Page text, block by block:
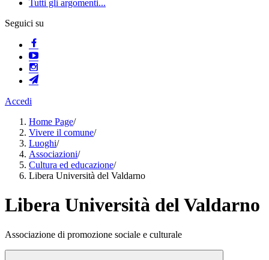
Tutti gli argomenti...
Seguici su
Accedi
Home Page/
Vivere il comune/
Luoghi/
Associazioni/
Cultura ed educazione/
Libera Università del Valdarno
Libera Università del Valdarno
Associazione di promozione sociale e culturale